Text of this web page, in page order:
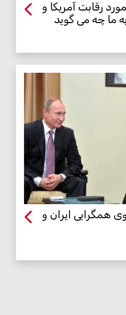
رقابت آمریکا و
ما چه می گوید
همگرایی ایران و